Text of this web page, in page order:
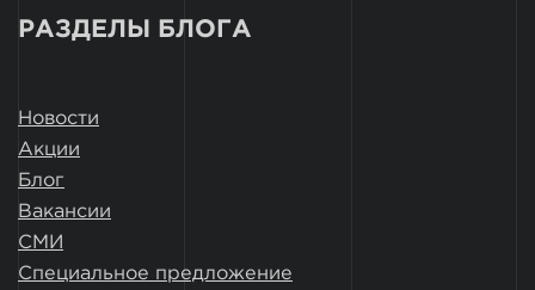
РАЗДЕЛЫ БЛОГА
Новости
Акции
Блог
Вакансии
СМИ
Специальное предложение